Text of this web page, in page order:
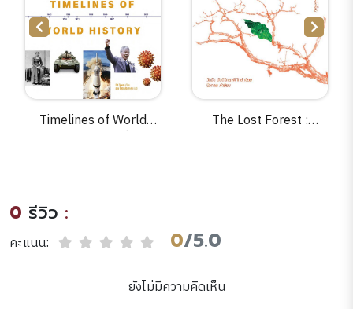
Timelines of World
The Lost Forest :
0 รีวิว :
คะแนน: 0/5.0
ยังไม่มีความคิดเห็น